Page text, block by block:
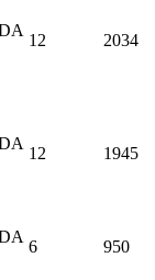
12 2034
12 1945
6 950